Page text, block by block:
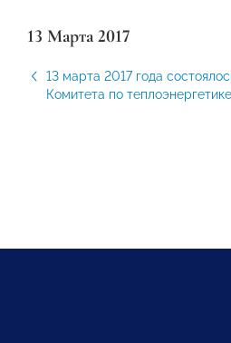
13 Марта 2017
13 марта 2017 года
Комитета по